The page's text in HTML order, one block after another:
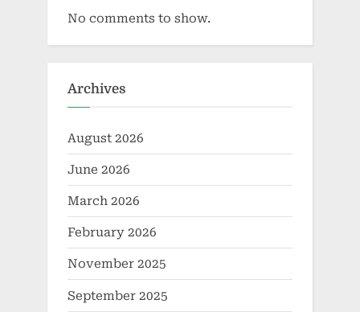
No comments to show.
Archives
August 2026
June 2026
March 2026
February 2026
November 2025
September 2025